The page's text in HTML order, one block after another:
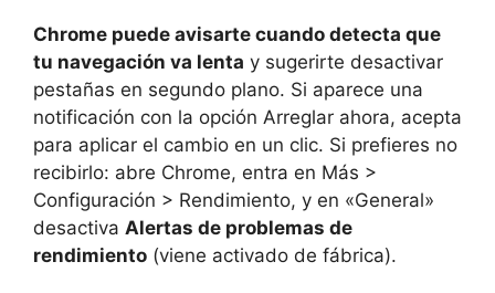
Chrome puede avisarte cuando detecta que
tu navegación va lenta y sugerirte desactivar
pestañas en segundo plano. Si aparece una
notificación con la opción Arreglar ahora, acepta
para aplicar el cambio en un clic. Si prefieres no
recibirlo: abre Chrome, entra en Más >
Configuración > Rendimiento, y en «General»
desactiva Alertas de problemas de
rendimiento (viene activado de fábrica).